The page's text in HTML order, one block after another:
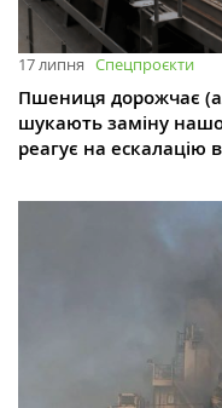
17 липня Спецпроєкти
Пшениця дорожчає
шукають заміну
реагує на ескалацію